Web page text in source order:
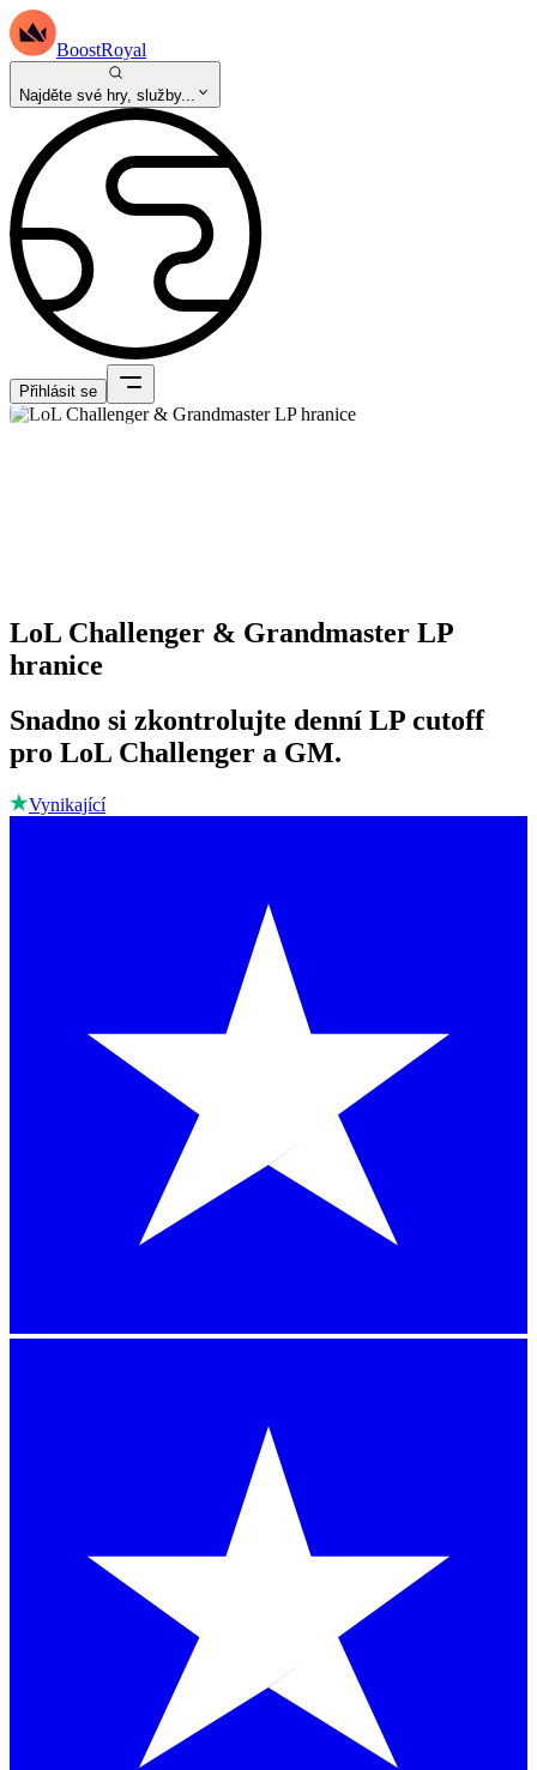
BoostRoyal
Najděte své hry, služby...
Přihlásit se
LoL Challenger & Grandmaster LP
hranice
Snadno si zkontrolujte denní LP cutoff
pro LoL Challenger a GM.
Vynikající